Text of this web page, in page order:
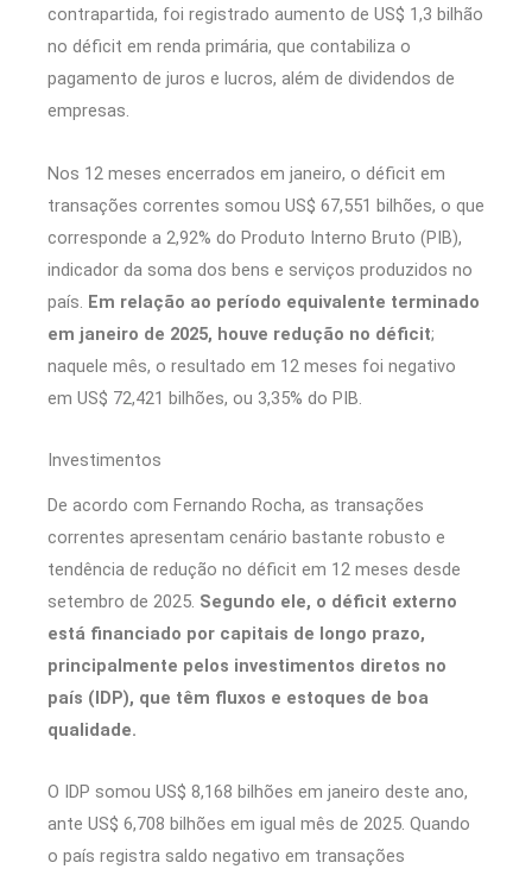
contrapartida, foi registrado aumento de US$ 1,3 bilhão
no déficit em renda primária, que contabiliza o
pagamento de juros e lucros, além de dividendos de
empresas.
Nos 12 meses encerrados em janeiro, o déficit em
transações correntes somou US$ 67,551 bilhões, o que
corresponde a 2,92% do Produto Interno Bruto (PIB),
indicador da soma dos bens e serviços produzidos no
país. Em relação ao período equivalente terminado
em janeiro de 2025, houve redução no déficit;
naquele mês, o resultado em 12 meses foi negativo
em US$ 72,421 bilhões, ou 3,35% do PIB.
Investimentos
De acordo com Fernando Rocha, as transações
correntes apresentam cenário bastante robusto e
tendência de redução no déficit em 12 meses desde
setembro de 2025. Segundo ele, o déficit externo
está financiado por capitais de longo prazo,
principalmente pelos investimentos diretos no
país (IDP), que têm fluxos e estoques de boa
qualidade.
O IDP somou US$ 8,168 bilhões em janeiro deste ano,
ante US$ 6,708 bilhões em igual mês de 2025. Quando
o país registra saldo negativo em transações